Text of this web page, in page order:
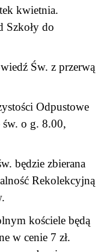
kwietnia.
Szkoły do
Św. z przerwą
Odpustowe
o g. 8.00,
będzie zbierana
Rekolekcyjną
kościele będą
w cenie 7 zł.